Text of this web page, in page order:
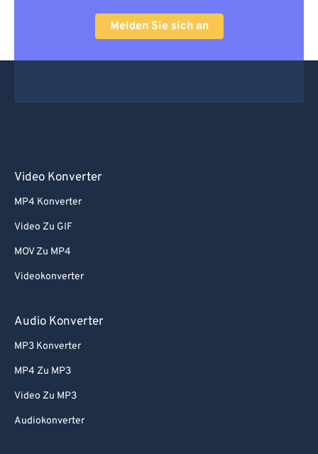
Melden Sie sich an
Video Konverter
MP4 Konverter
Video Zu GIF
MOV Zu MP4
Videokonverter
Audio Konverter
MP3 Konverter
MP4 Zu MP3
Video Zu MP3
Audiokonverter